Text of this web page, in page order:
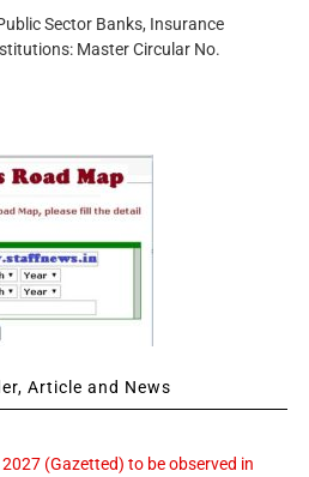
Sector Banks, Insurance
Master Circular No.
Article and News
(Gazetted) to be observed in